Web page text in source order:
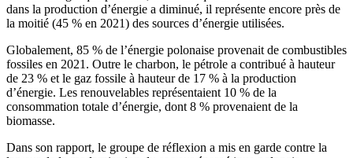
dans la production d’énergie a diminué, il représente encore près de
la moitié (45 % en 2021) des sources d’énergie utilisées.
Globalement, 85 % de l’énergie polonaise provenait de combustibles
fossiles en 2021. Outre le charbon, le pétrole a contribué à hauteur
de 23 % et le gaz fossile à hauteur de 17 % à la production
d’énergie. Les renouvelables représentaient 10 % de la
consommation totale d’énergie, dont 8 % provenaient de la
biomasse.
Dans son rapport, le groupe de réflexion a mis en garde contre la